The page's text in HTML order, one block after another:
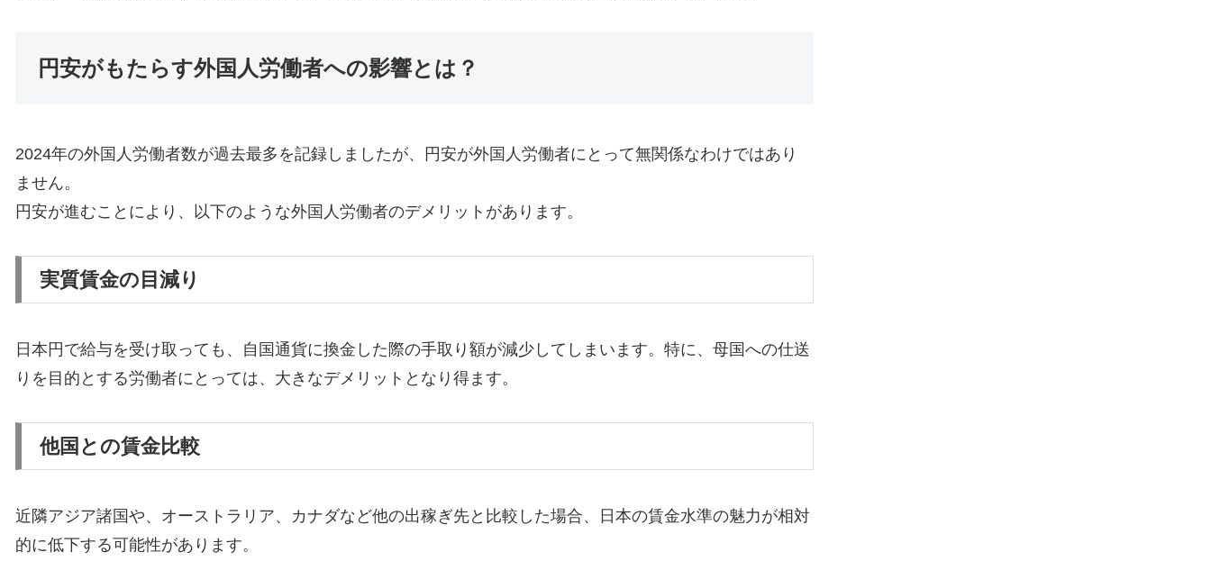
円安がもたらす外国人労働者への影響とは？
2024年の外国人労働者数が過去最多を記録しましたが、円安が外国人労働者にとって無関係なわけではあり
ません。
円安が進むことにより、以下のような外国人労働者のデメリットがあります。
実質賃金の目減り
日本円で給与を受け取っても、自国通貨に換金した際の手取り額が減少してしまいます。特に、母国への仕送
りを目的とする労働者にとっては、大きなデメリットとなり得ます。
他国との賃金比較
近隣アジア諸国や、オーストラリア、カナダなど他の出稼ぎ先と比較した場合、日本の賃金水準の魅力が相対
的に低下する可能性があります。